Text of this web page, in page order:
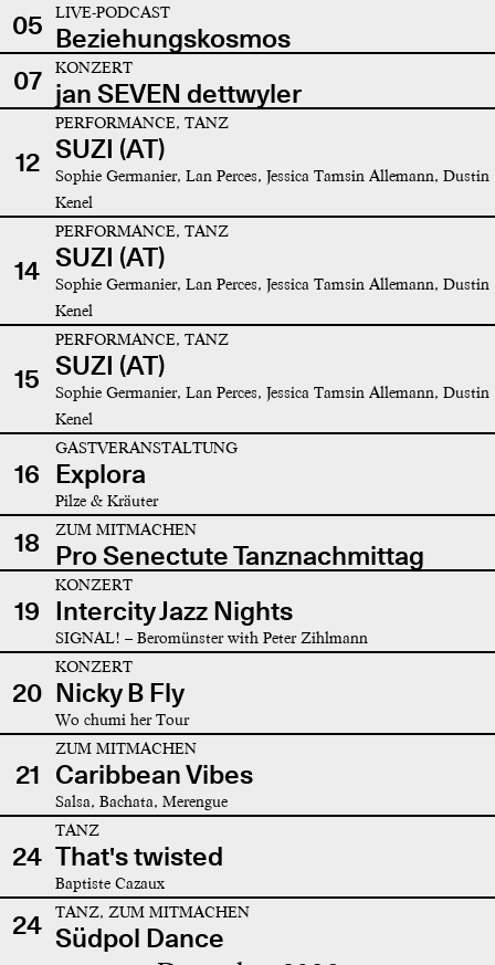
05 LIVE-PODCAST
Beziehungskosmos
07
KONZERT
jan SEVEN dettwyler
12
PERFORMANCE, TANZ
SUZI (AT)
Sophie Germanier, Lan Perces, Jessica Tamsin Allemann, Dustin
Kenel
14
PERFORMANCE, TANZ
SUZI (AT)
Sophie Germanier, Lan Perces, Jessica Tamsin Allemann, Dustin
Kenel
15
PERFORMANCE, TANZ
SUZI (AT)
Sophie Germanier, Lan Perces, Jessica Tamsin Allemann, Dustin
Kenel
16
GASTVERANSTALTUNG
Explora
Pilze & Kräuter
18 ZUM MITMACHEN
Pro Senectute Tanznachmittag
19
KONZERT
Intercity Jazz Nights
SIGNAL! – Beromünster with Peter Zihlmann
20
KONZERT
Nicky B Fly
Wo chumi her Tour
21
ZUM MITMACHEN
Caribbean Vibes
Salsa, Bachata, Merengue
24
TANZ
That's twisted
Baptiste Cazaux
24 TANZ, ZUM MITMACHEN
Südpol Dance